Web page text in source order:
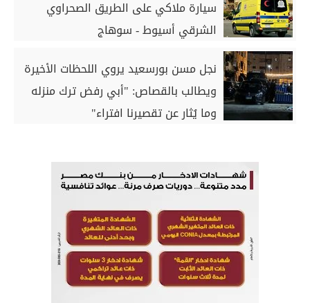
سيارة ملاكي على الطريق الصحراوي
الشرقي أسيوط - سوهاج
نجل مسن بورسعيد يروي اللحظات الأخيرة
ويطالب بالقصاص: "أبي رفض ترك منزله
وما يُثار عن تقصيرنا افتراء"